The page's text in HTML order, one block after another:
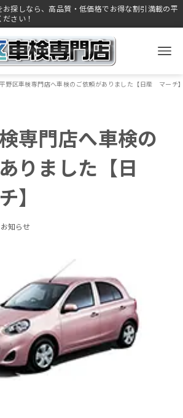
探しなら、高品質・低価格でお得な割引満載の平
さい！
平野区車検専門店へ車検のご依頼がありました【日産 マーチ
専門店へ車検の
りました【日
お知らせ